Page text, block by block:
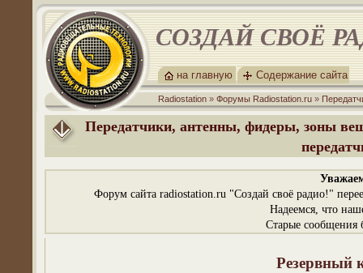
СОЗДАЙ СВОЁ
на главную Содержание сайта
Radiostation » Форумы Radiostation.ru »
Передатчики, антенны, фидеры, зоны
Форум сайта radiostation.ru "Создай своё радио!"
Надеемся, что
Старые сообщения
Резервный